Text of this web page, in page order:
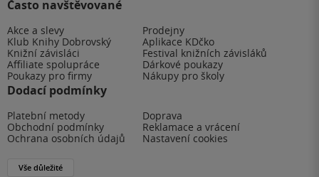
Často navštěvované
Akce a slevy
Prodejny
Klub Knihy Dobrovský
Aplikace KDčko
Knižní závisláci
Festival knižních závisláků
Affiliate spolupráce
Dárkové poukazy
Poukazy pro firmy
Nákupy pro školy
Dodací podmínky
Platební metody
Doprava
Obchodní podmínky
Reklamace a vrácení
Ochrana osobních údajů
Nastavení cookies
Vše důležité